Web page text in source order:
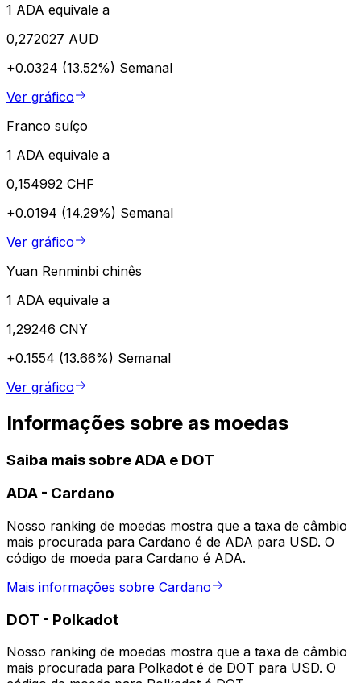
1 ADA equivale a
0,272027 AUD
+0.0324 (13.52%) Semanal
Ver gráfico
Franco suíço
1 ADA equivale a
0,154992 CHF
+0.0194 (14.29%) Semanal
Ver gráfico
Yuan Renminbi chinês
1 ADA equivale a
1,29246 CNY
+0.1554 (13.66%) Semanal
Ver gráfico
Informações sobre as moedas
Saiba mais sobre ADA e DOT
ADA - Cardano
Nosso ranking de moedas mostra que a taxa de câmbio
mais procurada para Cardano é de ADA para USD. O
código de moeda para Cardano é ADA.
Mais informações sobre Cardano
DOT - Polkadot
Nosso ranking de moedas mostra que a taxa de câmbio
mais procurada para Polkadot é de DOT para USD. O